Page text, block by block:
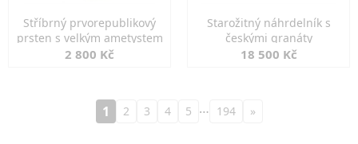
Stříbrný prvorepublikový
prsten s velkým ametystem
2 800 Kč
Starožitný náhrdelník s
českými granáty
18 500 Kč
1 2 3 4 5 … 194 »